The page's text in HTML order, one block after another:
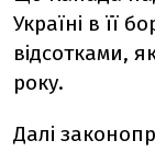
Україні в її
відсотками,
року.
Далі